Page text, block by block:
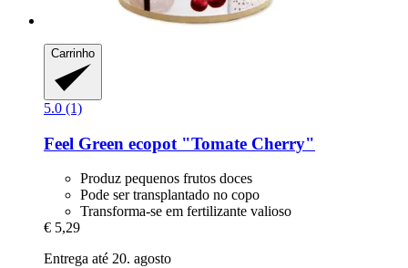
Carrinho
5.0 (1)
Feel Green ecopot "Tomate Cherry"
Produz pequenos frutos doces
Pode ser transplantado no copo
Transforma-se em fertilizante valioso
€ 5,29
Entrega até 20. agosto